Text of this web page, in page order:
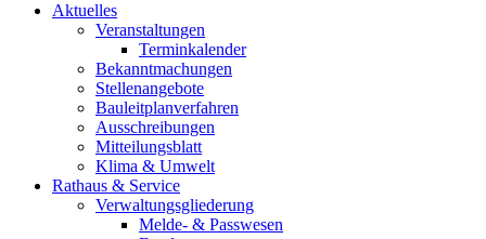
Aktuelles
Veranstaltungen
Terminkalender
Bekanntmachungen
Stellenangebote
Bauleitplanverfahren
Ausschreibungen
Mitteilungsblatt
Klima & Umwelt
Rathaus & Service
Verwaltungsgliederung
Melde- & Passwesen